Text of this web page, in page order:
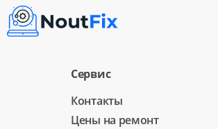
Сервис
Контакты
Цены на ремонт